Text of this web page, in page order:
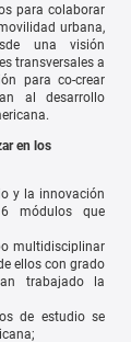
para colaborar
urbana,
una visión
transversales a
para co-crear
al desarrollo
en los
y la innovación
módulos que
multidisciplinar
ellos con grado
trabajado la
de estudio se